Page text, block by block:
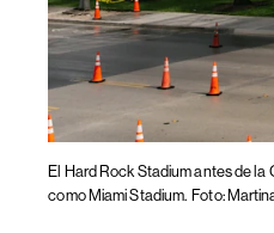
El Hard Rock Stadium antes de la
como Miami Stadium. Foto: